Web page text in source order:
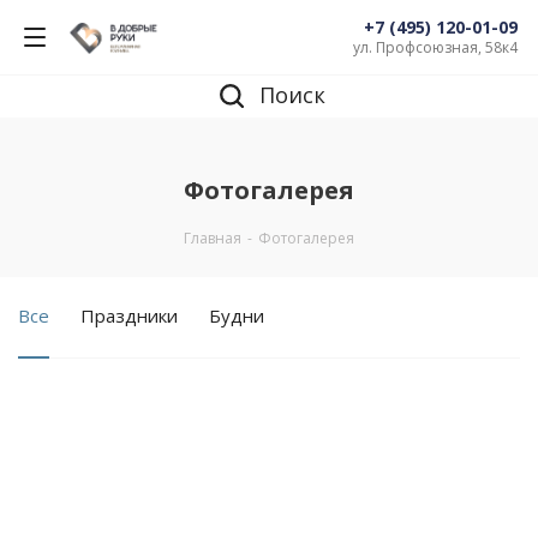
+7 (495) 120-01-09
ул. Профсоюзная, 58к4
Поиск
Фотогалерея
Главная - Фотогалерея
Все Праздники Будни